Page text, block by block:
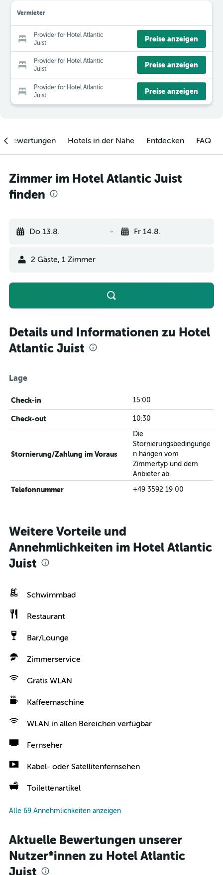
Vermieter
Provider for Hotel Atlantic
Juist
Preise anzeigen
Provider for Hotel Atlantic
Juist
Preise anzeigen
Provider for Hotel Atlantic
Juist
Preise anzeigen
Hotels in der Nähe Entdecken FAQ
Zimmer im Hotel Atlantic Juist
finden
Do 13.8. - Fr 14.8.
2 Gäste, 1 Zimmer
Details und Informationen zu Hotel
Atlantic Juist
Lage
Check-in 15:00
Check-out 10:30
Stornierung/Zahlung im Voraus
Die
Stornierungsbedingunge
n hängen vom
Zimmertyp und dem
Anbieter ab.
Telefonnummer +49 3592 19 00
Weitere Vorteile und
Annehmlichkeiten im Hotel Atlantic
Juist
Schwimmbad
Restaurant
Bar/Lounge
Zimmerservice
Gratis WLAN
Kaffeemaschine
WLAN in allen Bereichen verfügbar
Fernseher
Kabel- oder Satellitenfernsehen
Toilettenartikel
Alle 69 Annehmlichkeiten anzeigen
Aktuelle Bewertungen unserer
Nutzer*innen zu Hotel Atlantic
Juist